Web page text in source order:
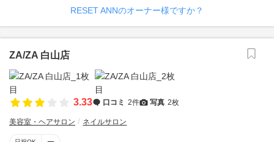
RESET ANNのオーナー様ですか？
ZA/ZA 白山店
3.33 口コミ 2件 写真 2枚
美容室・ヘアサロン ネイルサロン